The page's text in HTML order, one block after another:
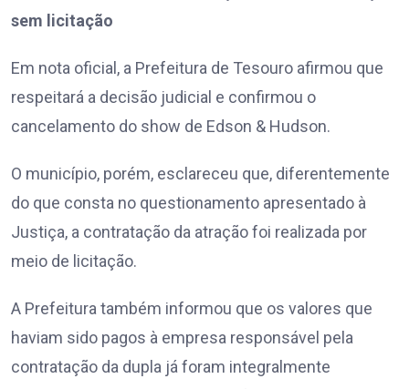
sem licitação
Em nota oficial, a Prefeitura de Tesouro afirmou que
respeitará a decisão judicial e confirmou o
cancelamento do show de Edson & Hudson.
O município, porém, esclareceu que, diferentemente
do que consta no questionamento apresentado à
Justiça, a contratação da atração foi realizada por
meio de licitação.
A Prefeitura também informou que os valores que
haviam sido pagos à empresa responsável pela
contratação da dupla já foram integralmente